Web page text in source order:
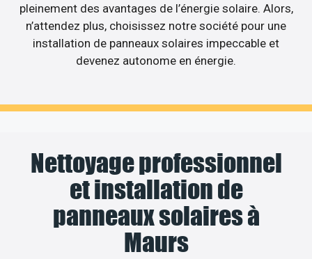
pleinement des avantages de l’énergie solaire. Alors,
n’attendez plus, choisissez notre société pour une
installation de panneaux solaires impeccable et
devenez autonome en énergie.
Nettoyage professionnel
et installation de
panneaux solaires à
Maurs